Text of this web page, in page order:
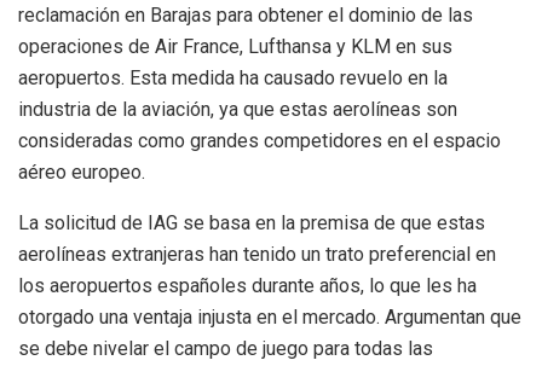
reclamación en Barajas para obtener el dominio de las
operaciones de Air France, Lufthansa y KLM en sus
aeropuertos. Esta medida ha causado revuelo en la
industria de la aviación, ya que estas aerolíneas son
consideradas como grandes competidores en el espacio
aéreo europeo.
La solicitud de IAG se basa en la premisa de que estas
aerolíneas extranjeras han tenido un trato preferencial en
los aeropuertos españoles durante años, lo que les ha
otorgado una ventaja injusta en el mercado. Argumentan que
se debe nivelar el campo de juego para todas las